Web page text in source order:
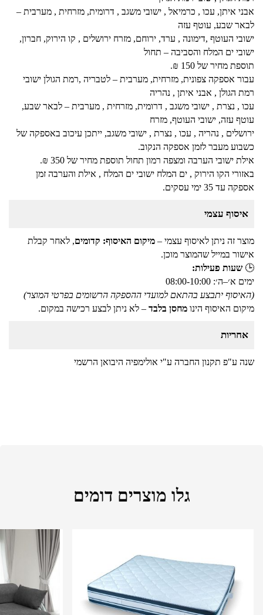
אבני איתן, עכו , כרמיאל , ישובי משגב , דרומית, מזרחית , מערבית –
לבאר שבע, עוטף עזה
ישובי העוטף ,דימונה , ערד, ירוחם, מזרח ירושלים , קו הירוק, חברון,
ישובי ים המלח והסביבה – תחול
תוספת מחיר של 150 ₪.
עבור אספקה צפונית, מזרחית, מערבית – לטבריה ,רמת הגולן ישובי
רמת הגולן , אבני איתן , נהריה
עכו , נצרת , ישובי משגב , דרומית, מזרחית , מערבית – לבאר שבע,
עוטף עזה, ישובי העוטף, מזרח
ירושלים , נהריה , עכו , נצרת , ישובי משגב, ייתכן עיכוב באספקה של
כשבוע מעבר לזמן אספקה הנקוב.
אילת ישובי הערבה ומצפה רמון תחול תוספת מחיר של 350 ₪.
באזורי הקו הירוק , ים המלח ישובי ים המלח , אילת והערבה זמן
אספקה עד 35 ימי עסקים.
איסוף עצמי
מוצר זה ניתן לאיסוף עצמי – מיקום האיסוף: קדומים, לאחר קבלת
אישור במייל שהמוצר מוכן.
🕒 שעות פעילות:
ימים א׳–ה׳: 08:00-10:00
(האיסוף יתבצע בהתאם למועדי ההספקה הרשומים בפרטי המוצר)
מיקום האיסוף הינו מחסן בלבד – לא ניתן לבצע רכישה במקום.
אחריות
שנה ע"פ תקנון החברה ע"י אולימפיה היבואן הרשמי
גלו מוצרים דומים